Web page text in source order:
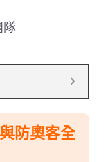
隊
防奧客全